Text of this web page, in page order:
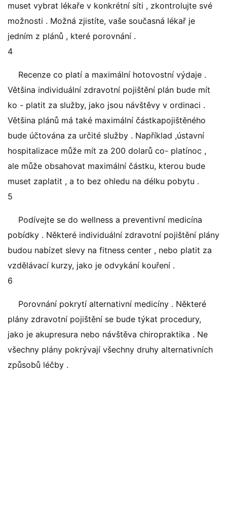
muset vybrat lékaře v konkrétní síti , zkontrolujte své
možnosti . Možná zjistíte, vaše současná lékař je
jedním z plánů , které porovnání .
4
Recenze co platí a maximální hotovostní výdaje .
Většina individuální zdravotní pojištění plán bude mít
ko - platit za služby, jako jsou návštěvy v ordinaci .
Většina plánů má také maximální částkapojištěného
bude účtována za určité služby . Například ,ústavní
hospitalizace může mít za 200 dolarů co- platínoc ,
ale může obsahovat maximální částku, kterou bude
muset zaplatit , a to bez ohledu na délku pobytu .
5
Podívejte se do wellness a preventivní medicína
pobídky . Některé individuální zdravotní pojištění plány
budou nabízet slevy na fitness center , nebo platit za
vzdělávací kurzy, jako je odvykání kouření .
6
Porovnání pokrytí alternativní medicíny . Některé
plány zdravotní pojištění se bude týkat procedury,
jako je akupresura nebo návštěva chiropraktika . Ne
všechny plány pokrývají všechny druhy alternativních
způsobů léčby .